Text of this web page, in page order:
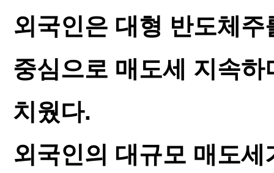
외국인은 대형 반도체
중심으로 매도세 지속
치웠다.
외국인의 대규모 매도